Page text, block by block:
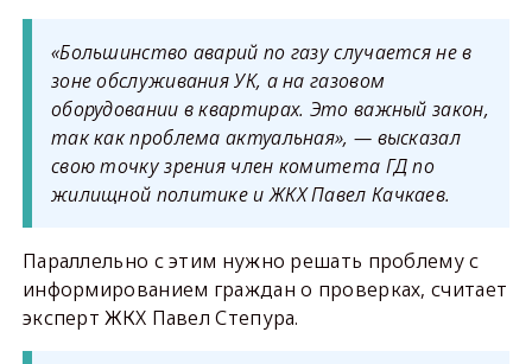
«Большинство аварий по газу случается не в
зоне обслуживания УК, а на газовом
оборудовании в квартирах. Это важный закон,
так как проблема актуальная», — высказал
свою точку зрения член комитета ГД по
жилищной политике и ЖКХ Павел Качкаев.
Параллельно с этим нужно решать проблему с
информированием граждан о проверках, считает
эксперт ЖКХ Павел Степура.